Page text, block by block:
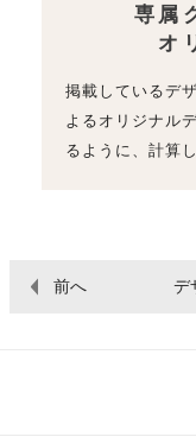
専属
オ
掲載しているデ
よるオリジナル
るように、計算
前へ デ